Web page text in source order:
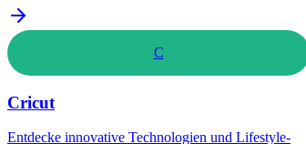
C
Cricut
Entdecke innovative Technologien und Lifestyle-